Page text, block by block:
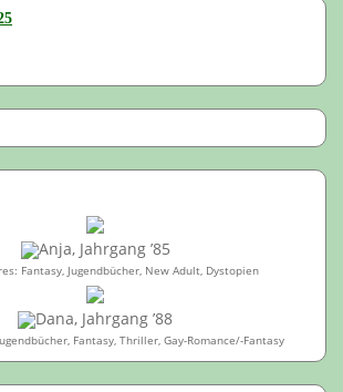
Anja, Jahrgang ’85
Fantasy, Jugendbücher, New Adult, Dystopien
Dana, Jahrgang ’88
Fantasy, Thriller, Gay-Romance/-Fantasy